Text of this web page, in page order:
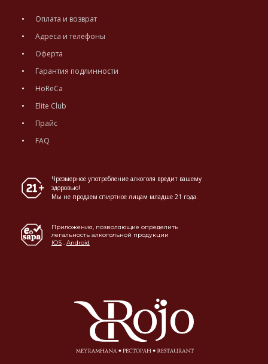
Оплата и возврат
Адреса и телефоны
Оферта
Гарантия подлинности
HoReCa
Elite Club
Прайс
FAQ
Чрезмерное употребление алкоголя вредит вашему
здоровью!
Мы не продаем спиртное лицам младше 21 года.
Приложения, позволяющие определить
легальность алкогольной продукции
IOS . Android